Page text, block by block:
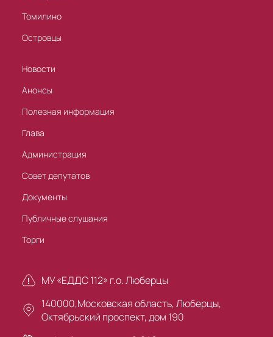
Томилино
Островцы
Новости
Анонсы
Полезная информация
Глава
Администрация
Совет депутатов
Документы
Публичные слушания
Торги
МУ «ЕДДС 112» г.о. Люберцы
140000,Московская область, Люберцы,
Октябрьский проспект, дом 190